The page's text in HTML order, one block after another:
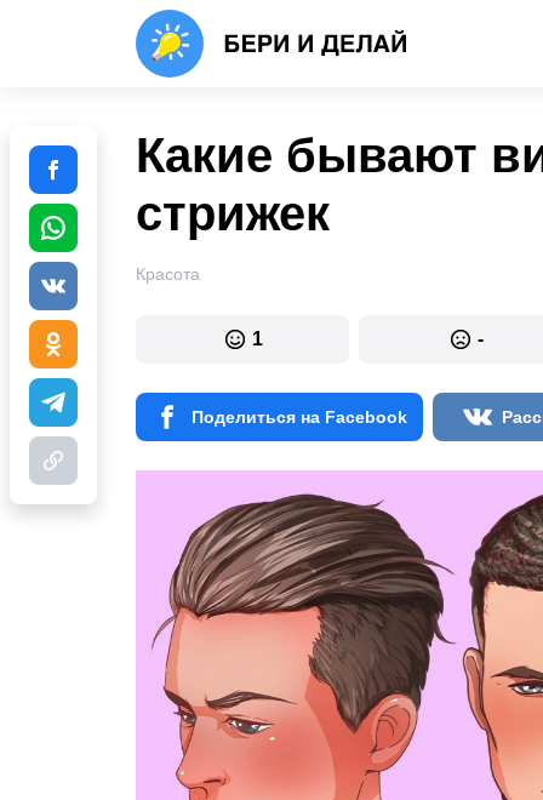
Какие бывают
стрижек
Красота
1 -
Поделиться на Facebook